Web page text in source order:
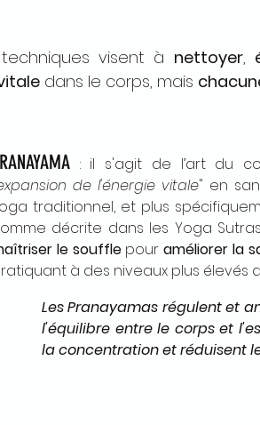
visent à nettoyer,
dans le corps, mais
: il s'agit de l’art du
de l'énergie vitale" en
traditionnel, et plus
décrite dans les Yoga
le soufflepour améliorer la
à des niveaux plus élevés
Les Pranayamas régulent et
l'équilibre entre le corps et
la concentration et réduisent